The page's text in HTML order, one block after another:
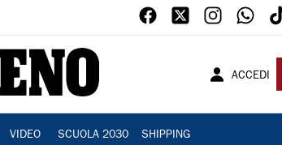
ACCEDI
VIDEO SCUOLA 2030 SHIPPING